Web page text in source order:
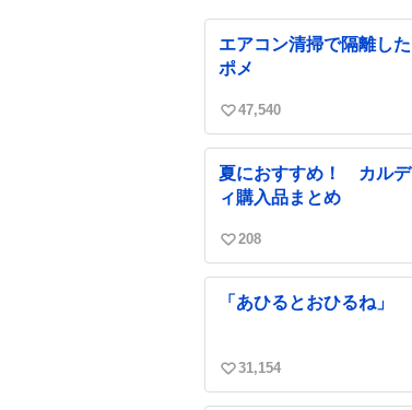
エアコン清掃で隔離した
ポメ
い
ね
数
47,540
夏におすすめ！ カルデ
ィ購入品まとめ
い
ね
数
208
「あひるとおひるね」
い
31,154